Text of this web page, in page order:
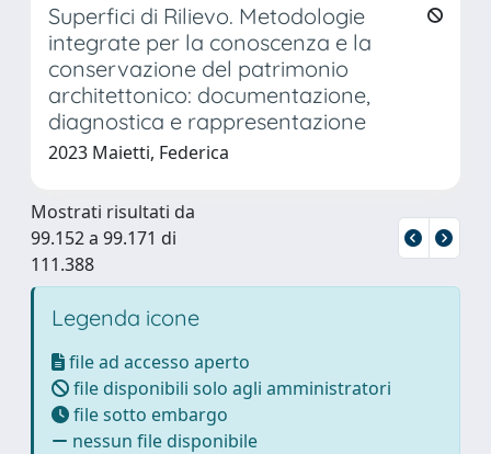
Superfici di Rilievo. Metodologie
integrate per la conoscenza e la
conservazione del patrimonio
architettonico: documentazione,
diagnostica e rappresentazione
2023 Maietti, Federica
Mostrati risultati da
99.152 a 99.171 di
111.388
Legenda icone
file ad accesso aperto
file disponibili solo agli amministratori
file sotto embargo
nessun file disponibile